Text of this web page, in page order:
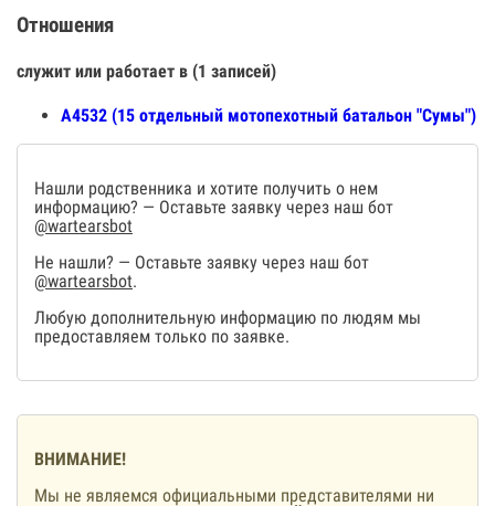
Отношения
служит или работает в (1 записей)
А4532 (15 отдельный мотопехотный батальон "Сумы")
Нашли родственника и хотите получить о нем
информацию? — Оставьте заявку через наш бот
@wartearsbot
Не нашли? — Оставьте заявку через наш бот
@wartearsbot.
Любую дополнительную информацию по людям мы
предоставляем только по заявке.
ВНИМАНИЕ!
Мы не являемся официальными представителями ни